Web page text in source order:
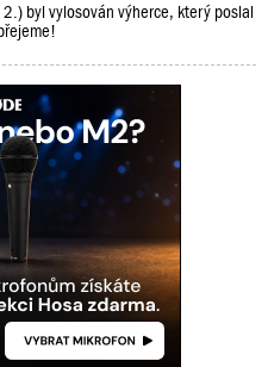
byl vylosován výherce, který poslal